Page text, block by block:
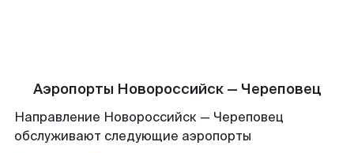
Аэропорты Новороссийск — Череповец
Направление Новороссийск — Череповец
обслуживают следующие аэропорты